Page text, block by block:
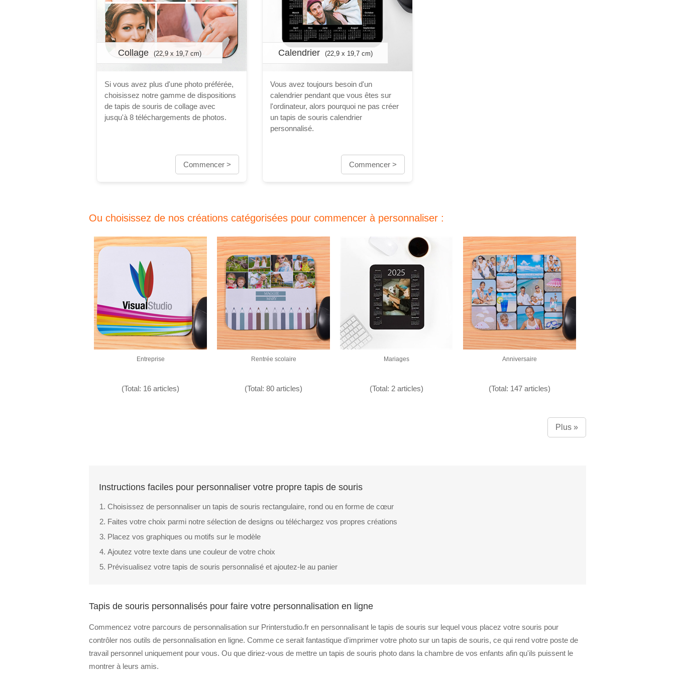
Collage (22,9 x 19,7 cm)
Si vous avez plus d'une photo préférée,
choisissez notre gamme de dispositions
de tapis de souris de collage avec
jusqu'à 8 téléchargements de photos.
Commencer >
Calendrier (22,9 x 19,7 cm)
Vous avez toujours besoin d'un
calendrier pendant que vous êtes sur
l'ordinateur, alors pourquoi ne pas créer
un tapis de souris calendrier
personnalisé.
Commencer >
Ou choisissez de nos créations catégorisées pour commencer à personnaliser :
Entreprise
(Total: 16 articles)
Rentrée scolaire
(Total: 80 articles)
Mariages
(Total: 2 articles)
Anniversaire
(Total: 147 articles)
Plus »
Instructions faciles pour personnaliser votre propre tapis de souris
Choisissez de personnaliser un tapis de souris rectangulaire, rond ou en forme de cœur
Faites votre choix parmi notre sélection de designs ou téléchargez vos propres créations
Placez vos graphiques ou motifs sur le modèle
Ajoutez votre texte dans une couleur de votre choix
Prévisualisez votre tapis de souris personnalisé et ajoutez-le au panier
Tapis de souris personnalisés pour faire votre personnalisation en ligne
Commencez votre parcours de personnalisation sur Printerstudio.fr en personnalisant le tapis de souris sur lequel vous placez votre souris pour
contrôler nos outils de personnalisation en ligne. Comme ce serait fantastique d'imprimer votre photo sur un tapis de souris, ce qui rend votre poste de
travail personnel uniquement pour vous. Ou que diriez-vous de mettre un tapis de souris photo dans la chambre de vos enfants afin qu'ils puissent le
montrer à leurs amis.